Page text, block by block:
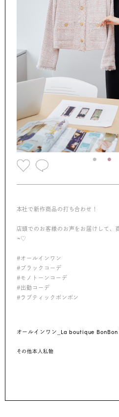
本社で新作商品の打ち合わせ！
店頭でのお客様のお声をお届けして、
~♡
#オールインワン
#ブラックコーデ
#モノトーンコーデ
#出勤コーデ
#ラブティックボンボン
オールインワン_ La boutique BonBon
その他本人私物